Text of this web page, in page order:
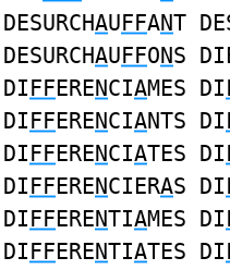
DESURCHAUFFANT
DESURCHAUFFONS
DIFFERENCIAMES DI
DIFFERENCIANTS DI
DIFFERENCIATES DI
DIFFERENCIERAS DI
DIFFERENTIAMES DI
DIFFERENTIATES DI